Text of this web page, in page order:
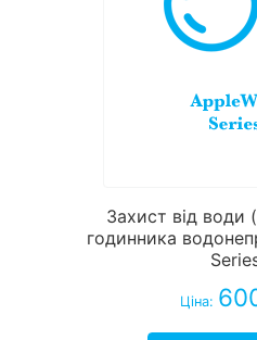
Захист від води
годинника
Ціна: